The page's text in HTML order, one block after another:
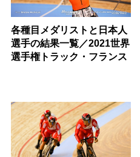
各種目メダリストと日本人
選手の結果一覧／2021世界
選手権トラック・フランス